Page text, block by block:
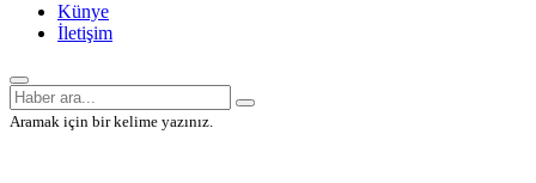
Künye
İletişim
Aramak için bir kelime yazınız.